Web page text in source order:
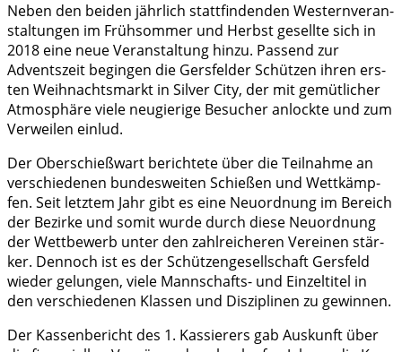
Neben den bei­den jähr­lich statt­fin­den­den Wes­tern­ver­an­
stal­tun­gen im Früh­som­mer und Herbst gesell­te sich in
2018 eine neue Ver­an­stal­tung hin­zu. Pas­send zur
Advents­zeit begin­gen die Gers­fel­der Schüt­zen ihren ers­
ten Weih­nachts­markt in Sil­ver City, der mit gemüt­li­cher
Atmo­sphä­re vie­le neu­gie­ri­ge Besu­cher anlock­te und zum
Ver­wei­len einlud.
Der Ober­schieß­wart berich­te­te über die Teil­nah­me an
ver­schie­de­nen bun­des­wei­ten Schie­ßen und Wett­kämp­
fen. Seit letz­tem Jahr gibt es eine Neu­ord­nung im Bereich
der Bezir­ke und somit wur­de durch die­se Neu­ord­nung
der Wett­be­werb unter den zahl­rei­che­ren Ver­ei­nen stär­
ker. Den­noch ist es der Schüt­zen­ge­sell­schaft Gers­feld
wie­der gelun­gen, vie­le Mann­schafts- und Ein­zel­ti­tel in
den ver­schie­de­nen Klas­sen und Dis­zi­pli­nen zu gewinnen.
Der Kas­sen­be­richt des 1. Kas­sie­rers gab Aus­kunft über